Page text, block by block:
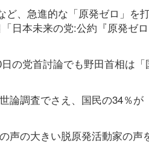
、急進的な「原発ゼロ」を
日本未来の党:公約『原発ゼ
の党首討論でも野田首相は「
論調査でさえ、国民の34％が
声の大きい脱原発活動家の声